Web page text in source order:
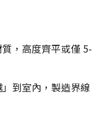
，高度齊平或僅 5-
到室內，製造界線